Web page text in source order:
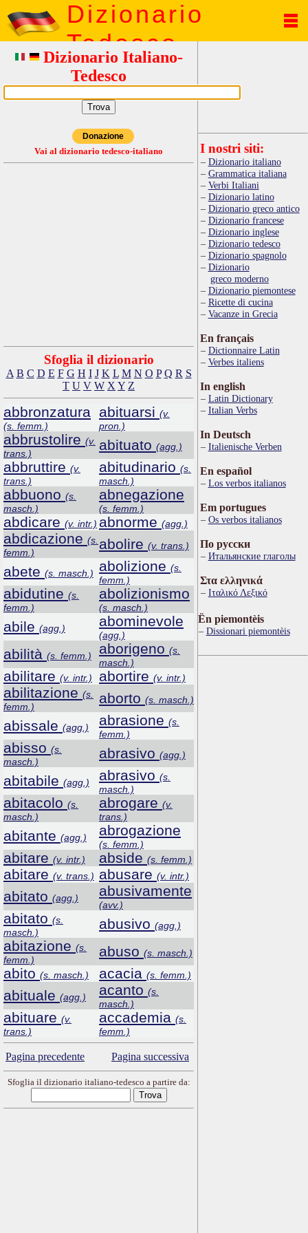
Dizionario
Tedesco
Dizionario Italiano-
Tedesco
Donazione
Vai al dizionario tedesco-italiano
Sfoglia il dizionario
A B C D E F G H I J K L M N O P Q R S
T U V W X Y Z
abbronzatura
(s. femm.)
abituarsi (v.
pron.)
abbrustolire (v.
trans.)
abituato (agg.)
abbruttire (v.
trans.)
abitudinario (s.
masch.)
abbuono (s.
masch.)
abnegazione
(s. femm.)
abdicare (v. intr.) abnorme (agg.)
abdicazione (s.
femm.)
abolire (v. trans.)
abete (s. masch.) abolizione (s.
femm.)
abidutine (s.
femm.)
abolizionismo
(s. masch.)
abile (agg.) abominevole
(agg.)
abilità (s. femm.) aborigeno (s.
masch.)
abilitare (v. intr.) abortire (v. intr.)
abilitazione (s.
femm.)
aborto (s. masch.)
abissale (agg.) abrasione (s.
femm.)
abisso (s.
masch.)
abrasivo (agg.)
abitabile (agg.) abrasivo (s.
masch.)
abitacolo (s.
masch.)
abrogare (v.
trans.)
abitante (agg.) abrogazione
(s. femm.)
abitare (v. intr.) abside (s. femm.)
abitare (v. trans.) abusare (v. intr.)
abitato (agg.) abusivamente
(avv.)
abitato (s.
masch.)
abusivo (agg.)
abitazione (s.
femm.)
abuso (s. masch.)
abito (s. masch.) acacia (s. femm.)
abituale (agg.) acanto (s.
masch.)
abituare (v.
trans.)
accademia (s.
femm.)
Pagina precedente Pagina successiva
Sfoglia il dizionario italiano-tedesco a partire da:
I nostri siti:
Dizionario italiano
Grammatica italiana
Verbi Italiani
Dizionario latino
Dizionario greco antico
Dizionario francese
Dizionario inglese
Dizionario tedesco
Dizionario spagnolo
Dizionario
greco moderno
Dizionario piemontese
Ricette di cucina
Vacanze in Grecia
En français
Dictionnaire Latin
Verbes italiens
In english
Latin Dictionary
Italian Verbs
In Deutsch
Italienische Verben
En español
Los verbos italianos
Em portugues
Os verbos italianos
По русски
Итальянские глаголы
Στα ελληνικά
Ιταλικό Λεξικό
Ën piemontèis
Dissionari piemontèis